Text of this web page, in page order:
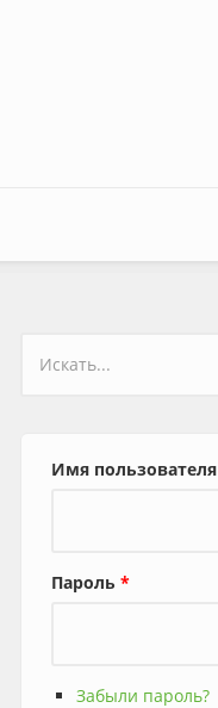
Форма поиска
Имя пользователя
Пароль *
Забыли пароль?